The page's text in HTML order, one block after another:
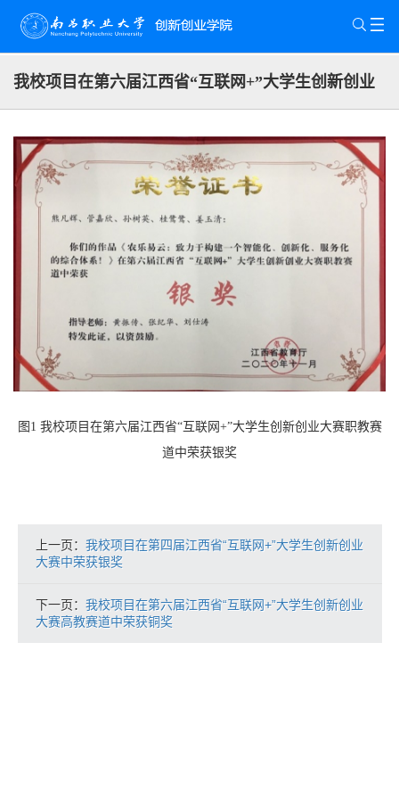
我校项目在第六届江西省“互联网+”大学生创新创业
大赛职教赛道中荣获银奖
图1 我校项目在第六届江西省“互联网+”大学生创新创业大赛职教赛
道中荣获银奖
上一页： 我校项目在第四届江西省“互联网+”大学生创新创业
大赛中荣获银奖
下一页： 我校项目在第六届江西省“互联网+”大学生创新创业
大赛高教赛道中荣获铜奖